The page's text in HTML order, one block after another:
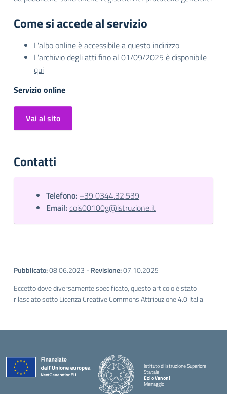
Come si accede al servizio
L'albo online è accessibile aquesto indirizzo
L'archivio degli atti fino al 01/09/2025 è disponibile
qui
Servizio online
Vai al sito
Contatti
Telefono: +39 0344.32.539
Email: cois00100g@istruzione.it
Pubblicato:08.06.2023 -Revisione:07.10.2025
Eccetto dove diversamente specificato, questo articolo è stato
rilasciato sotto Licenza Creative Commons Attribuzione 4.0 Italia.
Istituto di Istruzione Superiore
Statale
Ezio Vanoni
Menaggio
— Visita la pagina iniziale della scuola